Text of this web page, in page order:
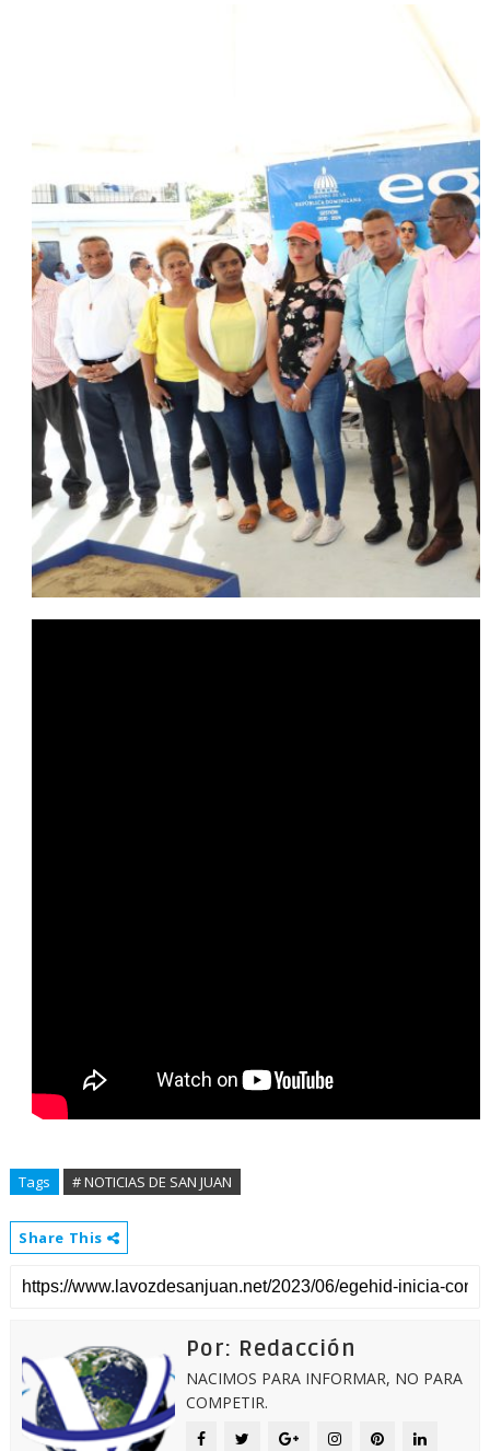
Tags # NOTICIAS DE SAN JUAN
Share This
Por: Redacción
NACIMOS PARA INFORMAR, NO PARA
COMPETIR.